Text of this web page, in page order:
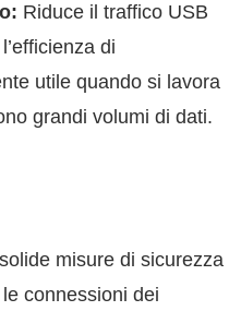
Riduce il traffico USB
di
utile quando si lavora
grandi volumi di dati.
misure di sicurezza
connessioni dei